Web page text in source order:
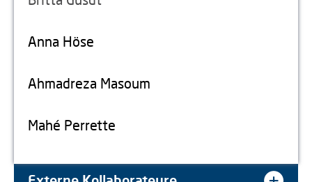
Anna Höse
Ahmadreza Masoum
Mahé Perrette